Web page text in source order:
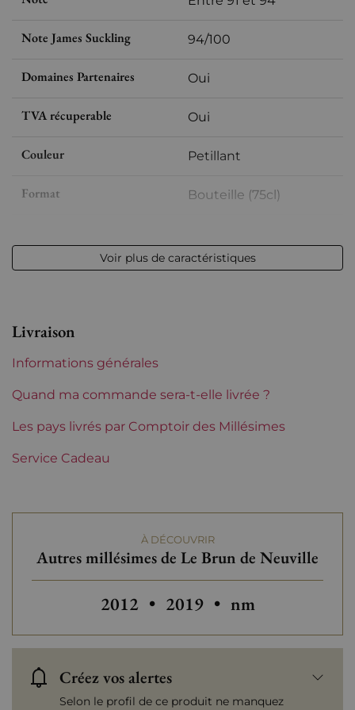
Note James Suckling 94/100
Domaines Partenaires Oui
TVA récuperable Oui
Couleur Petillant
Format Bouteille (75cl)
Volume 12,50 % vol - 75 cl
Etiquette Parfaite
Région Champagne
Maisons de Champagne
Voir plus de caractéristiques
Livraison
Informations générales
Quand ma commande sera-t-elle livrée ?
Les pays livrés par Comptoir des Millésimes
Service Cadeau
À DÉCOUVRIR
Autres millésimes de Le Brun de Neuville
Autres millésimes de Le Brun de
2012 • Autres millésimes de Le
2019 • nm
Créez vos alertes
Selon le profil de ce produit ne manquez